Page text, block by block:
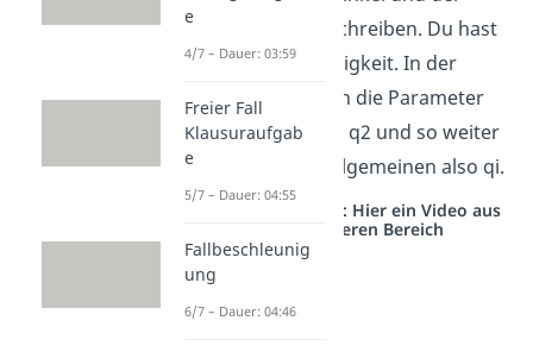
Pendellänge beschreiben. Du hast
also eine Abhängigkeit. In der
Mechanik werden die Parameter
allgemein mit q1, q2 und so weiter
bezeichnet. Im allgemeinen also qi.
Studyflix vernetzt: Hier ein Video aus
einem anderen Bereich
e
4/7 – Dauer: 03:59
Freier Fall
Klausuraufgab
e
5/7 – Dauer: 04:55
Fallbeschleunig
ung
6/7 – Dauer: 04:46